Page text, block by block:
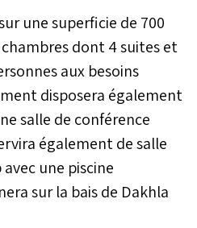
une superficie de 700
dont 4 suites et
aux besoins
disposera également
salle de conférence
également de salle
une piscine
sur la bais de Dakhla